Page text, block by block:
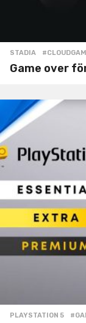
STADIA
Game over
PLAYSTATION 5